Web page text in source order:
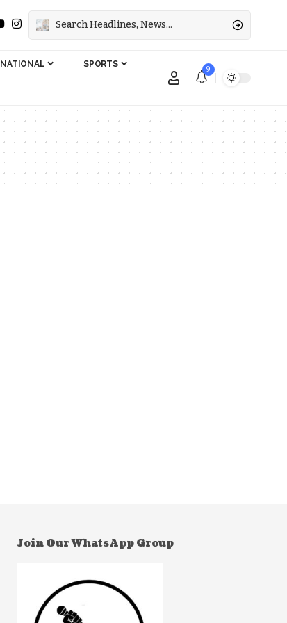
NATIONAL SPORTS
9
Join Our WhatsApp Group